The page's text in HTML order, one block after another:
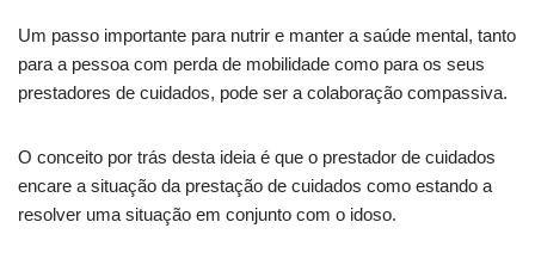
Um passo importante para nutrir e manter a saúde mental, tanto
para a pessoa com perda de mobilidade como para os seus
prestadores de cuidados, pode ser a colaboração compassiva.
O conceito por trás desta ideia é que o prestador de cuidados
encare a situação da prestação de cuidados como estando a
resolver uma situação em conjunto com o idoso.